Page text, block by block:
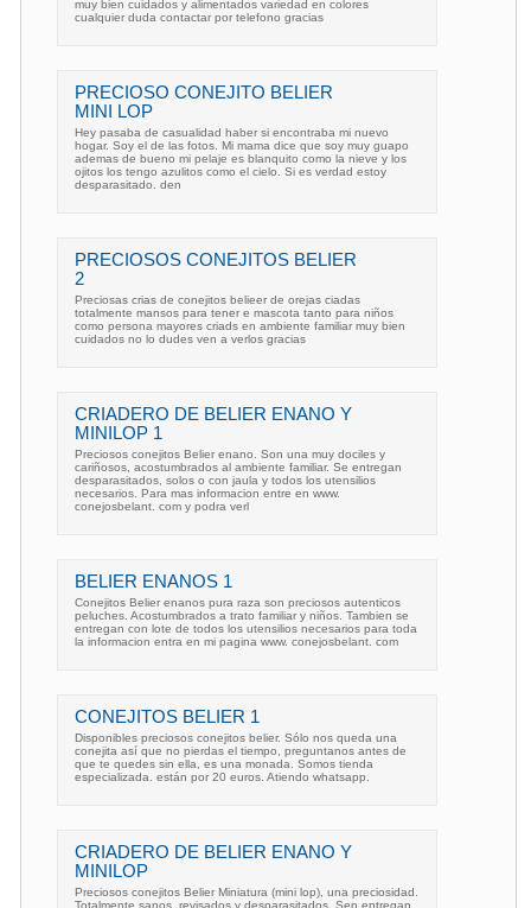
muy bien cuidados y alimentados variedad en colores
cualquier duda contactar por telefono gracias
PRECIOSO CONEJITO BELIER
MINI LOP
Hey pasaba de casualidad haber si encontraba mi nuevo
hogar. Soy el de las fotos. Mi mama dice que soy muy guapo
ademas de bueno mi pelaje es blanquito como la nieve y los
ojitos los tengo azulitos como el cielo. Si es verdad estoy
desparasitado. den
PRECIOSOS CONEJITOS BELIER
2
Preciosas crias de conejitos belieer de orejas ciadas
totalmente mansos para tener e mascota tanto para niños
como persona mayores criads en ambiente familiar muy bien
cuidados no lo dudes ven a verlos gracias
CRIADERO DE BELIER ENANO Y
MINILOP 1
Preciosos conejitos Belier enano. Son una muy dociles y
cariñosos, acostumbrados al ambiente familiar. Se entregan
desparasitados, solos o con jaula y todos los utensilios
necesarios. Para mas informacion entre en www.
conejosbelant. com y podra verl
BELIER ENANOS 1
Conejitos Belier enanos pura raza son preciosos autenticos
peluches. Acostumbrados a trato familiar y niños. Tambien se
entregan con lote de todos los utensilios necesarios para toda
la informacion entra en mi pagina www. conejosbelant. com
CONEJITOS BELIER 1
Disponibles preciosos conejitos belier. Sólo nos queda una
conejita así que no pierdas el tiempo, preguntanos antes de
que te quedes sin ella, es una monada. Somos tienda
especializada. están por 20 euros. Atiendo whatsapp.
CRIADERO DE BELIER ENANO Y
MINILOP
Preciosos conejitos Belier Miniatura (mini lop), una preciosidad.
Totalmente sanos, revisados y desparasitados. Sen entregan